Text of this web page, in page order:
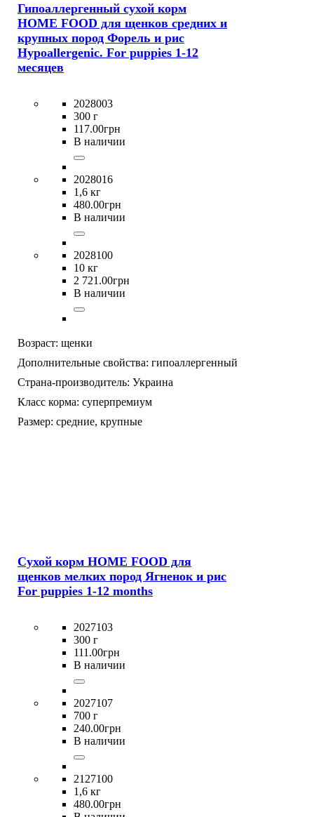
Гипоаллергенный сухой корм
HOME FOOD для щенков средних и
крупных пород Форель и рис
Hypoallergenic. For puppies 1-12
месяцев
2028003
300 г
117.00грн
В наличии
2028016
1,6 кг
480.00грн
В наличии
2028100
10 кг
2 721 .00грн
В наличии
Возраст: щенки
Дополнительные свойства: гипоаллергенный
Страна-производитель: Украина
Класс корма: суперпремиум
Размер: средние, крупные
Сухой корм HOME FOOD для
щенков мелких пород Ягненок и рис
For puppies 1-12 months
2027103
300 г
111 .00грн
В наличии
2027107
700 г
240.00грн
В наличии
2127100
1,6 кг
480.00грн